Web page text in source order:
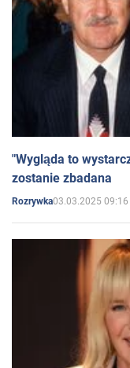
"Wygląda to
zostanie zbadana
Rozrywka03.03.2025 09:16